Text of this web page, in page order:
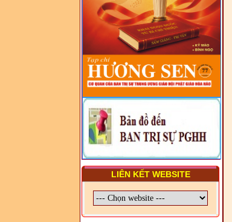
- LỚP TẬP HUẤN LỊCH SỬ,
PHÁP LUẬT VIỆT NAM VÀ
HIẾN CHƯƠNG GIÁO HỘI
PGHH NHIỆM KỲ VI (2024-
2029) CHO TRỊ SỰ VIÊN
TRUNG ƯƠNG, BAN ĐẠI
DIỆN TỈNH VÀ GIÁO LÝ
VIÊN - CHUYÊN ĐỀ: SỰ RA
ĐỜI, BẢN CHẤT, CHỨC
NĂNG VÀ HÌNH THỨC CỦA
NƯỚC CHXHCN VIỆT NAM
LIÊN KẾT WEBSITE